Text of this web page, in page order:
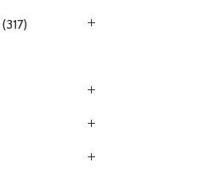
(317)